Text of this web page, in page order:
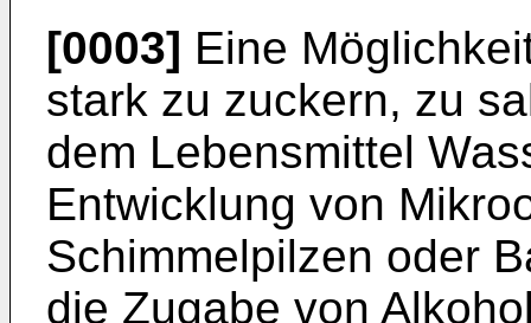
[0003] Eine
stark zu zuckern, zu
dem Lebensmittel
Entwicklung von
Schimmelpilzen oder
die Zugabe von